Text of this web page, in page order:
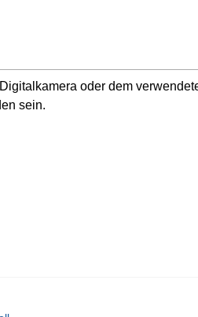
oder dem
sein.